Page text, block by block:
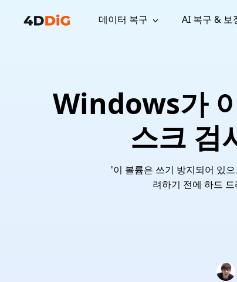
데이터 복구
프로 무료
Mac 데이터 복구 Update
macOS에서 삭제된 파일 복구
무료
AI 복구 & 보
4DDiG File Repair
Windows용 간편 디스크 관리
디스크 또는 파티션 복제
NEW
컴퓨터 데이터 안전 백업
가이드, 라이선스, 문의
최신 업데이트
Windows가
스크 검
'이 볼륨은 쓰기 방지되어 있
려하기 전에 하드